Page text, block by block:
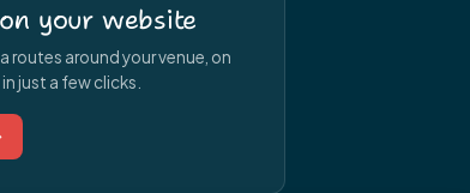
your website
routes around your venue, on
just a few clicks.